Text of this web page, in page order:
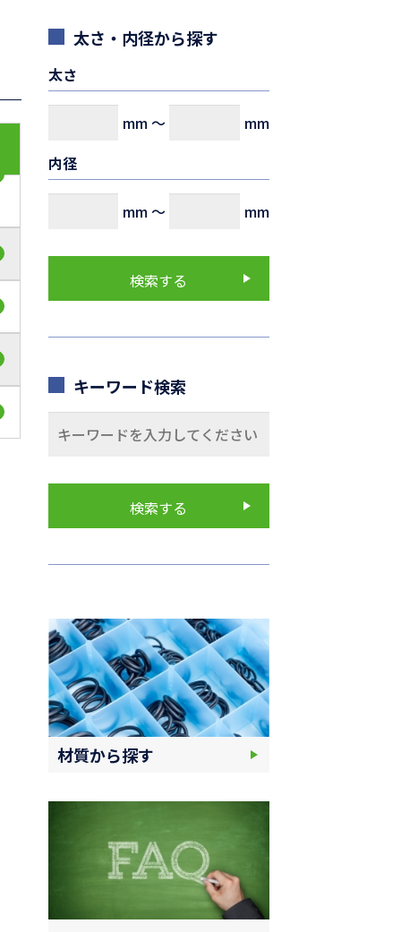
太さ・内径から探す
太さ
mm～
mm
内径
mm～ mm
キーワード検索
材質から探す